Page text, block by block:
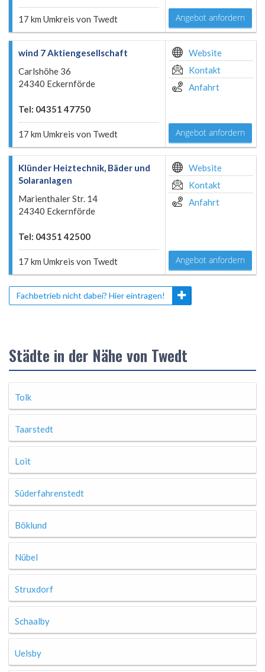
17 km Umkreis von Twedt Angebot anfordern
wind 7 Aktiengesellschaft
Carlshöhe 36
24340 Eckernförde
Tel: 04351 47750
17 km Umkreis von Twedt
Website
Kontakt
Anfahrt
Angebot anfordern
Klünder Heiztechnik, Bäder und
Solaranlagen
Marienthaler Str. 14
24340 Eckernförde
Tel: 04351 42500
17 km Umkreis von Twedt
Website
Kontakt
Anfahrt
Angebot anfordern
Fachbetrieb nicht dabei? Hier eintragen!
Städte in der Nähe von Twedt
Tolk
Taarstedt
Loit
Süderfahrenstedt
Böklund
Nübel
Struxdorf
Schaalby
Uelsby